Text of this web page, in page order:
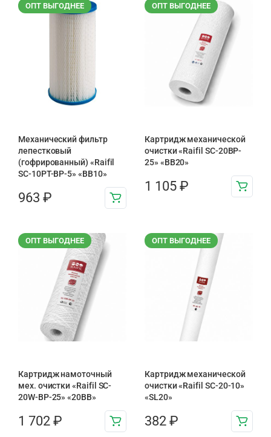
ОПТ ВЫГОДНЕЕ
Механический фильтр
лепестковый
(гофрированный) «Raifil
SC-10PT-ВР-5» «BB10»
963 ₽
ОПТ ВЫГОДНЕЕ
Картридж механической
очистки «Raifil SC-20BP-
25» «BB20»
1 105 ₽
ОПТ ВЫГОДНЕЕ
Картридж намоточный
мех. очистки «Raifil SC-
20W-BP-25» «20BB»
1 702 ₽
ОПТ ВЫГОДНЕЕ
Картридж механической
очистки «Raifil SC-20-10»
«SL20»
382 ₽